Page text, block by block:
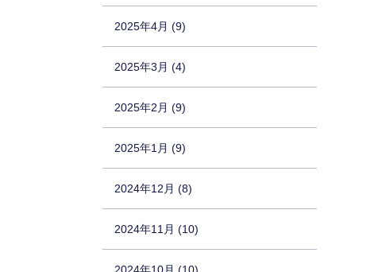
2025年4月 (9)
2025年3月 (4)
2025年2月 (9)
2025年1月 (9)
2024年12月 (8)
2024年11月 (10)